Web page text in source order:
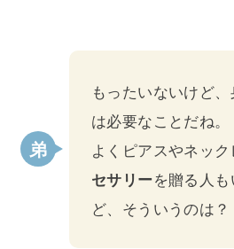
もったいないけど
は必要なことだね。
よくピアスやネッ
セサリーを贈る人
ど、そういうのは？